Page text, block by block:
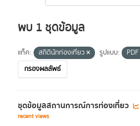
พบ 1 ชุดข้อมูล
แท็ค: สถิตินักท่องเที่ยว รูปแบบ:
PDF
กรองผลลัพธ์
ชุดข้อมูลสถานการณ์การท่องเที่ยว
recent views